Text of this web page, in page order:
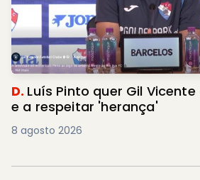
D. Luís Pinto quer Gil
e a respeitar 'herança'
8 agosto 2026